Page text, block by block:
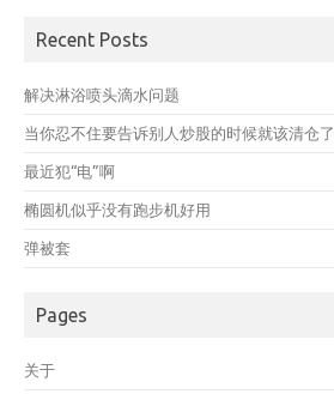
Recent Posts
解决淋浴喷头滴水问题
当你忍不住要告诉别人炒股的时候就该清仓了
最近犯“电”啊
椭圆机似乎没有跑步机好用
弹被套
Pages
关于